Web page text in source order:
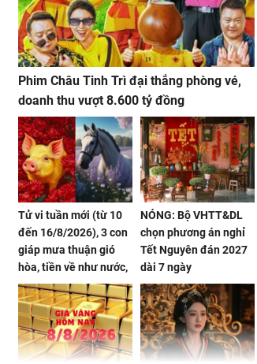
Phim Châu Tinh Trì đại thắng phòng vé,
doanh thu vượt 8.600 tỷ đồng
Tử vi tuần mới (từ 10
đến 16/8/2026), 3 con
giáp mưa thuận gió
hòa, tiền về như nước,
bạc vàng dư dả, Phú
Quý Vinh Hoa, vận
trình khai sáng
NÓNG: Bộ VHTT&DL
chọn phương án nghỉ
Tết Nguyên đán 2027
dài 7 ngày